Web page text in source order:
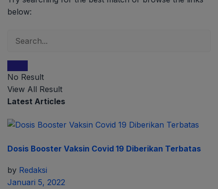
below:
No Result
View All Result
Latest Articles
Dosis Booster Vaksin Covid 19 Diberikan Terbatas
by Redaksi
Januari 5, 2022